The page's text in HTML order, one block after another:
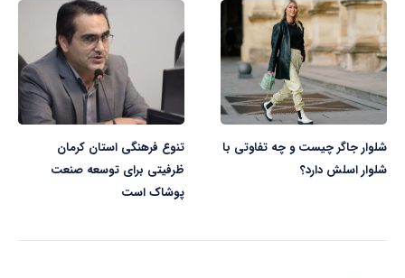
شلوار جاگر چیست و چه تفاوتی با
شلوار اسلش دارد؟
تنوع فرهنگی استان کرمان
ظرفیتی برای توسعه صنعت
پوشاک است